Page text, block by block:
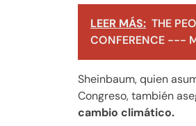
LEER MÁS: THE
CONFERENCE ---
Sheinbaum, quien
Congreso, también
cambio climático.